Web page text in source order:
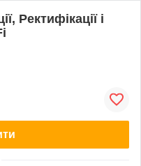
Ректифікації і